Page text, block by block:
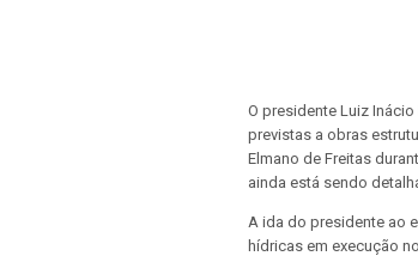
O presidente Luiz
previstas a obras
Elmano de Freitas
ainda está sendo
A ida do presidente ao
hídricas em execução